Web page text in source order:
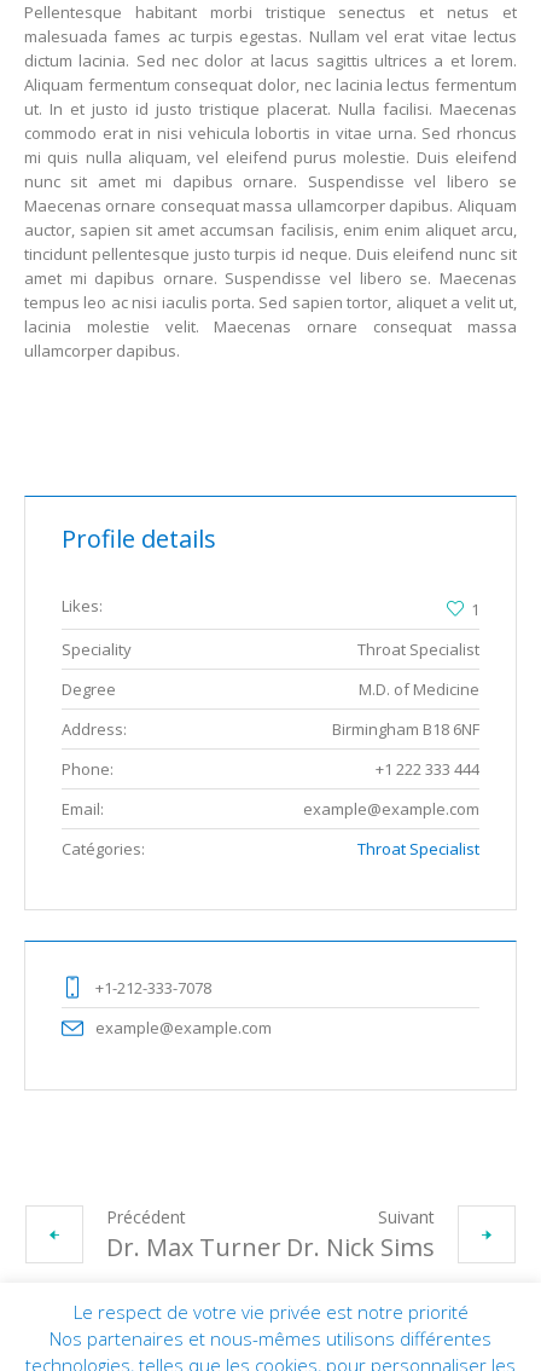
Pellentesque habitant morbi tristique senectus et netus et
malesuada fames ac turpis egestas. Nullam vel erat vitae lectus
dictum lacinia. Sed nec dolor at lacus sagittis ultrices a et lorem.
Aliquam fermentum consequat dolor, nec lacinia lectus fermentum
ut. In et justo id justo tristique placerat. Nulla facilisi. Maecenas
commodo erat in nisi vehicula lobortis in vitae urna. Sed rhoncus
mi quis nulla aliquam, vel eleifend purus molestie. Duis eleifend
nunc sit amet mi dapibus ornare. Suspendisse vel libero se
Maecenas ornare consequat massa ullamcorper dapibus. Aliquam
auctor, sapien sit amet accumsan facilisis, enim enim aliquet arcu,
tincidunt pellentesque justo turpis id neque. Duis eleifend nunc sit
amet mi dapibus ornare. Suspendisse vel libero se. Maecenas
tempus leo ac nisi iaculis porta. Sed sapien tortor, aliquet a velit ut,
lacinia molestie velit. Maecenas ornare consequat massa
ullamcorper dapibus.
Profile details
Likes:
1
Speciality
Throat Specialist
Degree
M.D. of Medicine
Address:
Birmingham B18 6NF
Phone:
+1 222 333 444
Email:
example@example.com
Catégories:
Throat Specialist
+1-212-333-7078
example@example.com
Précédent
Dr. Max Turner
Suivant
Dr. Nick Sims
Le respect de votre vie privée est notre priorité
Nos partenaires et nous-mêmes utilisons différentes
technologies, telles que les cookies, pour personnaliser les